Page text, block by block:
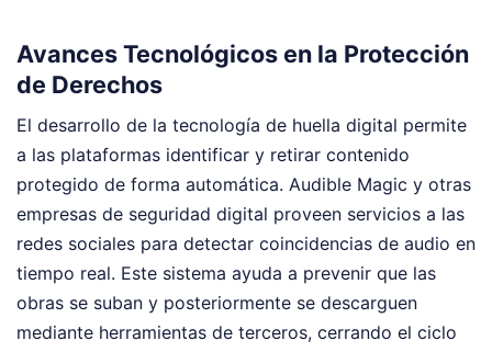
Avances Tecnológicos en la Protección
de Derechos
El desarrollo de la tecnología de huella digital permite
a las plataformas identificar y retirar contenido
protegido de forma automática. Audible Magic y otras
empresas de seguridad digital proveen servicios a las
redes sociales para detectar coincidencias de audio en
tiempo real. Este sistema ayuda a prevenir que las
obras se suban y posteriormente se descarguen
mediante herramientas de terceros, cerrando el ciclo